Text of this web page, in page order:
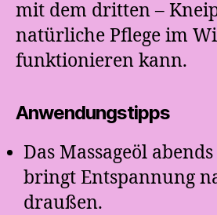
mit dem dritten –
natürliche Pflege im
funktionieren kann.
Anwendungstipps
Das Massageöl
bringt Entspannung
draußen.